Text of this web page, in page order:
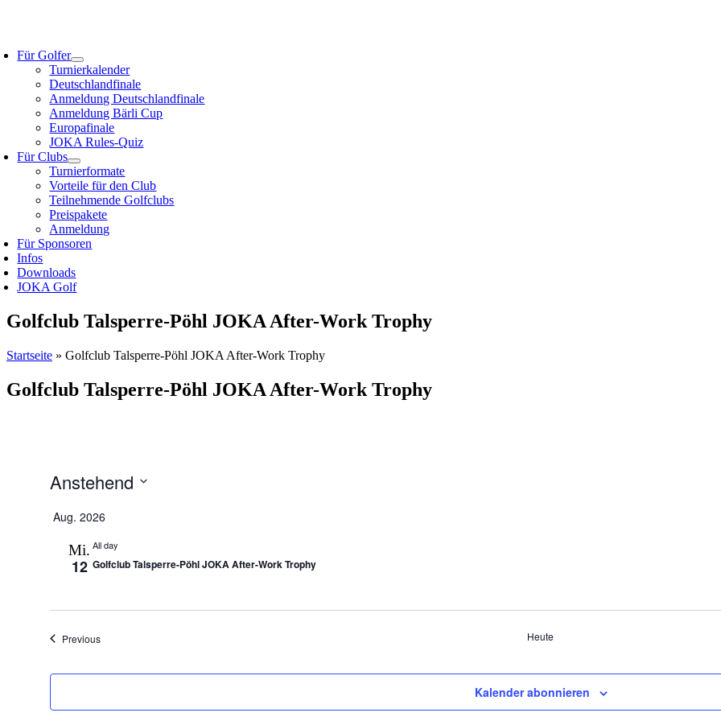
Für Golfer
Turnierkalender
Deutschlandfinale
Anmeldung Deutschlandfinale
Anmeldung Bärli Cup
Europafinale
JOKA Rules-Quiz
Für Clubs
Turnierformate
Vorteile für den Club
Teilnehmende Golfclubs
Preispakete
Anmeldung
Für Sponsoren
Infos
Downloads
JOKA Golf
Golfclub Talsperre-Pöhl JOKA After-Work Trophy
Startseite » Golfclub Talsperre-Pöhl JOKA After-Work Trophy
Golfclub Talsperre-Pöhl JOKA After-Work Trophy
Anstehend
date.
Aug. 2026
Mi.
12
All day
Golfclub Talsperre-Pöhl JOKA After-Work Trophy
PreviousVeranstaltungen Heute
Kalender abonnieren